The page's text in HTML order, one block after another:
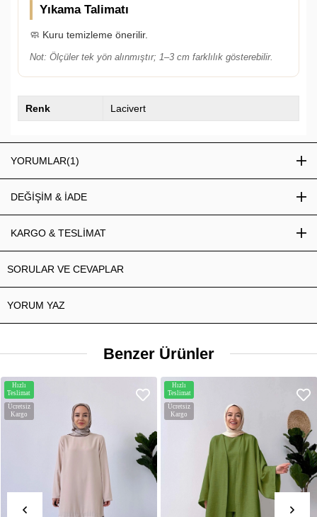
Yıkama Talimatı
🧼 Kuru temizleme önerilir.
Not: Ölçüler tek yön alınmıştır; 1–3 cm farklılık gösterebilir.
Renk Lacivert
YORUMLAR(1)
DEĞİŞİM & İADE
KARGO & TESLİMAT
SORULAR VE CEVAPLAR
YORUM YAZ
Benzer Ürünler
Ücretsiz
Kargo
Hızlı
Teslimat
Ücretsiz
Kargo
Hızlı
Teslimat